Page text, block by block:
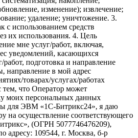
изменение); извлечение;
удаление; уничтожение. 3.
с использованием средств
их использования. 4. Цель
мне услуг/работ, включая,
уведомлений, касающихся
работ, подготовка и направление
направление в мой адрес
товарах/услугах/работах
тем, что Оператор может
моих персональных данных
для ЭВМ «1С-Битрикс24», я даю
на осуществление соответствующего
(ОГРН 5077746476209),
адресу: 109544, г. Москва, б-р